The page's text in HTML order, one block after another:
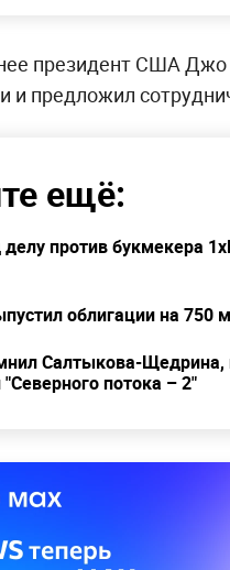
президент США Джо
и предложил
ещё:
делу против букмекера
облигации на 750
Салтыкова-Щедрина,
потока – 2"